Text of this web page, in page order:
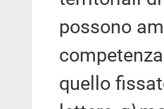
possono
quello